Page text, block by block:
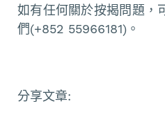
如有任何關於按揭問題，
們(+852 55966181)。
分享文章: